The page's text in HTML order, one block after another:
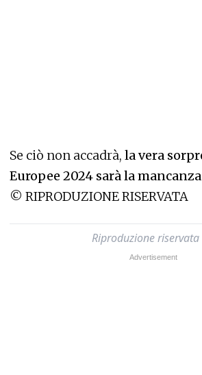
Se ciò non accadrà, la vera
Europee 2024 sarà la
© RIPRODUZIONE RISERVATA
Riproduzione